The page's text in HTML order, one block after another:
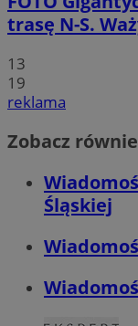
trasę N-S.
13
19
reklama
Zobacz
Śląskiej